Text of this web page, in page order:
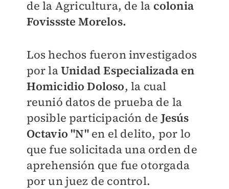
de la Agricultura, de la colonia
Fovissste Morelos.
Los hechos fueron investigados
por laUnidad Especializada en
Homicidio Doloso, la cual
reunió datos de prueba de la
posible participación de Jesús
Octavio "N" en el delito, por lo
que fue solicitada una orden de
aprehensión que fue otorgada
por un juez de control.